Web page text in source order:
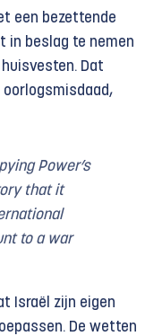
een bezettende
in beslag te nemen
Dat
oorlogsmisdaad,
Power’s
that it
to a war
Israël zijn eigen
De wetten